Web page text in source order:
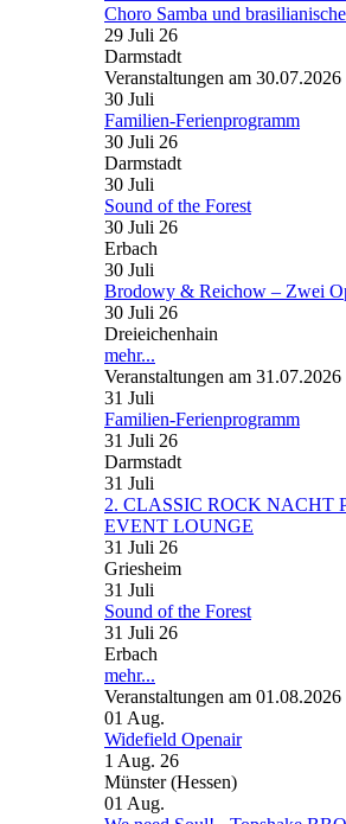
Choro Samba und
29 Juli 26
Darmstadt
Veranstaltungen am 30.07.2026
30 Juli
Familien-Ferienprogramm
30 Juli 26
Darmstadt
30 Juli
Sound of the Forest
30 Juli 26
Erbach
30 Juli
Brodowy & Reichow – Zwei
30 Juli 26
Dreieichenhain
mehr...
Veranstaltungen am 31.07.2026
31 Juli
Familien-Ferienprogramm
31 Juli 26
Darmstadt
31 Juli
2. CLASSIC ROCK NACHT
EVENT LOUNGE
31 Juli 26
Griesheim
31 Juli
Sound of the Forest
31 Juli 26
Erbach
mehr...
Veranstaltungen am 01.08.2026
01 Aug.
Widefield Openair
1 Aug. 26
Münster (Hessen)
01 Aug.